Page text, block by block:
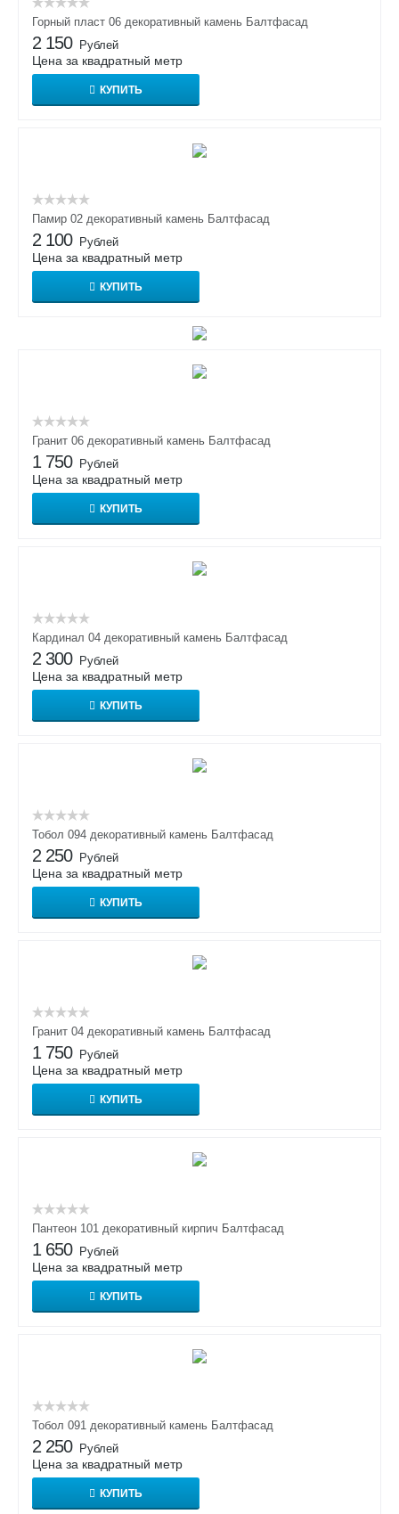
Горный пласт 06 декоративный камень Балтфасад
2 150 Рублей
Цена за квадратный метр
КУПИТЬ
Памир 02 декоративный камень Балтфасад
2 100 Рублей
Цена за квадратный метр
КУПИТЬ
Гранит 06 декоративный камень Балтфасад
1 750 Рублей
Цена за квадратный метр
КУПИТЬ
Кардинал 04 декоративный камень Балтфасад
2 300 Рублей
Цена за квадратный метр
КУПИТЬ
Тобол 094 декоративный камень Балтфасад
2 250 Рублей
Цена за квадратный метр
КУПИТЬ
Гранит 04 декоративный камень Балтфасад
1 750 Рублей
Цена за квадратный метр
КУПИТЬ
Пантеон 101 декоративный кирпич Балтфасад
1 650 Рублей
Цена за квадратный метр
КУПИТЬ
Тобол 091 декоративный камень Балтфасад
2 250 Рублей
Цена за квадратный метр
КУПИТЬ